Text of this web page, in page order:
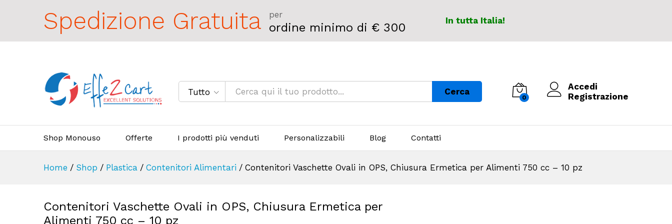
Spedizione Gratuita per
ordine minimo di € 300 In tutta Italia!
Tutto Cerca
0
Accedi
Registrazione
Shop Monouso Offerte I prodotti più venduti Personalizzabili Blog Contatti
Home / Shop / Plastica / Contenitori Alimentari / Contenitori Vaschette Ovali in OPS, Chiusura Ermetica per Alimenti 750 cc – 10 pz
Contenitori Vaschette Ovali in OPS, Chiusura Ermetica per
Alimenti 750 cc – 10 pz